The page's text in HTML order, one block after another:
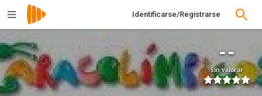
Identificarse/Registrarse
--
Sin valorar